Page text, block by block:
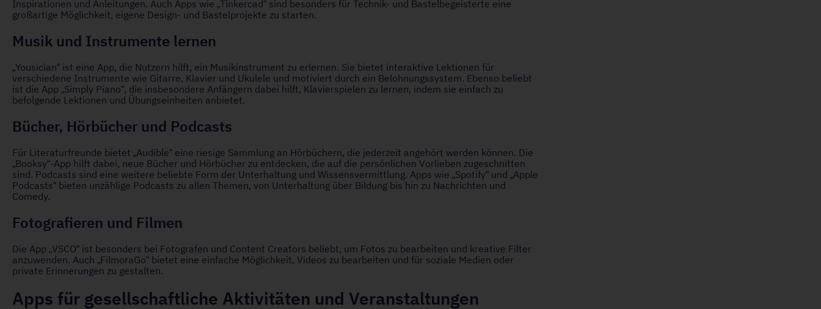
Inspirationen und Anleitungen. Auch Apps wie „Tinkercad“ sind besonders für Technik- und Bastelbegeisterte eine
großartige Möglichkeit, eigene Design- und Bastelprojekte zu starten.
Musik und Instrumente lernen
„Yousician“ ist eine App, die Nutzern hilft, ein Musikinstrument zu erlernen. Sie bietet interaktive Lektionen für
verschiedene Instrumente wie Gitarre, Klavier und Ukulele und motiviert durch ein Belohnungssystem. Ebenso beliebt
ist die App „Simply Piano“, die insbesondere Anfängern dabei hilft, Klavierspielen zu lernen, indem sie einfach zu
befolgende Lektionen und Übungseinheiten anbietet.
Bücher, Hörbücher und Podcasts
Für Literaturfreunde bietet „Audible“ eine riesige Sammlung an Hörbüchern, die jederzeit angehört werden können. Die
„Booksy“-App hilft dabei, neue Bücher und Hörbücher zu entdecken, die auf die persönlichen Vorlieben zugeschnitten
sind. Podcasts sind eine weitere beliebte Form der Unterhaltung und Wissensvermittlung. Apps wie „Spotify“ und „Apple
Podcasts“ bieten unzählige Podcasts zu allen Themen, von Unterhaltung über Bildung bis hin zu Nachrichten und
Comedy.
Fotografieren und Filmen
Die App „VSCO“ ist besonders bei Fotografen und Content Creators beliebt, um Fotos zu bearbeiten und kreative Filter
anzuwenden. Auch „FilmoraGo“ bietet eine einfache Möglichkeit, Videos zu bearbeiten und für soziale Medien oder
private Erinnerungen zu gestalten.
Apps für gesellschaftliche Aktivitäten und Veranstaltungen